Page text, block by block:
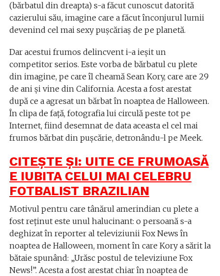
(bărbatul din dreapta) s-a făcut cunoscut datorită
cazierului său, imagine care a făcut înconjurul lumii
devenind cel mai sexy pușcăriaș de pe planetă.
Dar acestui frumos delincvent i-a ieșit un
competitor serios. Este vorba de bărbatul cu plete
din imagine, pe care îl cheamă Sean Kory, care are 29
de ani și vine din California. Acesta a fost arestat
după ce a agresat un bărbat în noaptea de Halloween.
În clipa de față, fotografia lui circulă peste tot pe
Internet, fiind desemnat de data aceasta el cel mai
frumos bărbat din pușcărie, detronându-l pe Meek.
CITEȘTE ȘI: UITE CE FRUMOASĂ
E IUBITA CELUI MAI CELEBRU
FOTBALIST BRAZILIAN
Motivul pentru care tânărul amerindian cu plete a
fost reținut este unul halucinant: o persoană s-a
deghizat în reporter al televiziunii Fox News în
noaptea de Halloween, moment în care Kory a sărit la
bătaie spunând: „Urăsc postul de televiziune Fox
News!”. Acesta a fost arestat chiar în noaptea de